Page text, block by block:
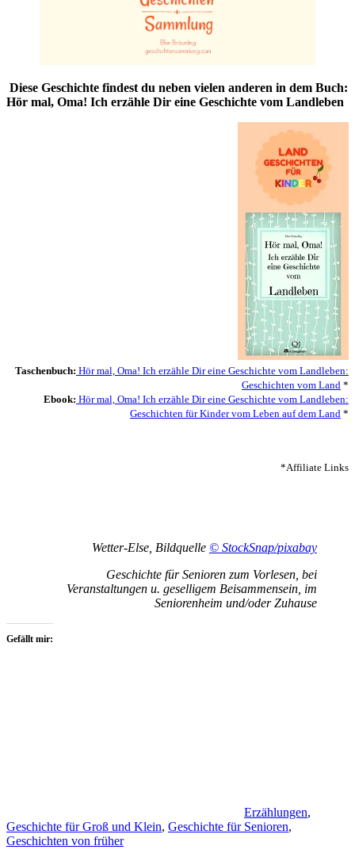
Diese Geschichte findest du neben vielen anderen in dem Buch:
Hör mal, Oma! Ich erzähle Dir eine Geschichte vom Landleben
Taschenbuch: Hör mal, Oma! Ich erzähle Dir eine Geschichte vom Landleben:
Geschichten vom Land *
Ebook: Hör mal, Oma! Ich erzähle Dir eine Geschichte vom Landleben:
Geschichten für Kinder vom Leben auf dem Land *
*Affiliate Links
Wetter-Else, Bildquelle © StockSnap/pixabay
Geschichte für Senioren zum Vorlesen, bei
Veranstaltungen u. geselligem Beisammensein, im
Seniorenheim und/oder Zuhause
Gefällt mir:
Erzählungen,
Geschichte für Groß und Klein, Geschichte für Senioren,
Geschichten von früher